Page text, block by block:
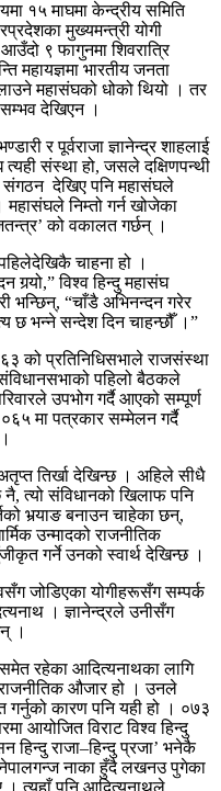
१५ माघमा केन्द्रीय समिति
मुख्यमन्त्री योगी
९ फागुनमा शिवरात्रि
महायज्ञमा भारतीय जनता
महासंघको धोको थियो । तर
देखिएन ।
र पूर्वराजा ज्ञानेन्द्र शाहलाई
त्यही संस्था हो, जसले दक्षिणपन्थी
संगठन देखिए पनि महासंघले
महासंघले निम्तो गर्न खोजेका
को वकालत गर्छन् ।
चाहना हो ।
विश्व हिन्दु महासंघ
भन्छिन्, “चाँडै अभिनन्दन गरेर
छ भन्ने सन्देश दिन चाहन्छौँ ।”
को प्रतिनिधिसभाले राजसंस्था
संविधानसभाको पहिलो बैठकले
उपभोग गर्दै आएको सम्पूर्ण
मा पत्रकार सम्मेलन गर्दै
अतृप्त तिर्खा देखिन्छ । अहिले सीधै
नै, त्यो संविधानको खिलाफ पनि
भर्‍याङ बनाउन चाहेका छन्,
उन्मादको राजनीतिक
गर्ने उनको स्वार्थ देखिन्छ ।
जोडिएका योगीहरूसँग सम्पर्क
। ज्ञानेन्द्रले उनीसँग
।
रहेका आदित्यनाथका लागि
राजनीतिक औजार हो । उनले
गर्नुको कारण पनि यही हो । ०७३
आयोजित विराट विश्व हिन्दु
हिन्दु राजा–हिन्दु प्रजा’ भनेकै
नाका हुँदै लखनउ पुगेका
। त्यहाँ पनि आदित्यनाथले